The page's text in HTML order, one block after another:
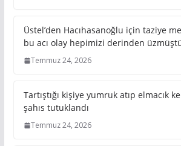
Üstel’den Hacıhasanoğlu için taziye
bu acı olay hepimizi derinden
Temmuz 24, 2026
Tartıştığı kişiye yumruk atıp elmacık
şahıs tutuklandı
Temmuz 24, 2026